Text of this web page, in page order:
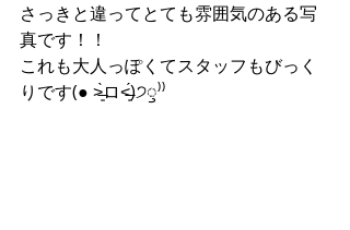
さっきと違ってとても雰囲気のある写
真です！！
これも大人っぽくてスタッフもびっく
りです(● ˃̶͈̀ロ˂̶͈́)੭ꠥ⁾⁾